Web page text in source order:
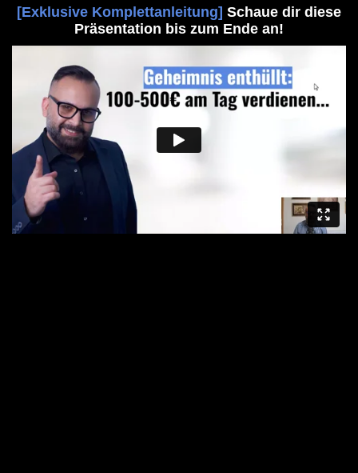
[Exklusive Komplettanleitung] Schaue dir diese
Präsentation bis zum Ende an!